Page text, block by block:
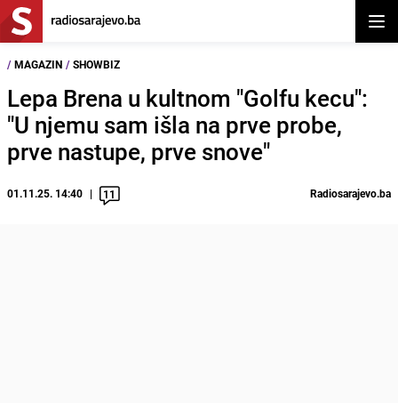
/ MAGAZIN / SHOWBIZ
Lepa Brena u kultnom "Golfu kecu":
"U njemu sam išla na prve probe,
prve nastupe, prve snove"
01.11.25. 14:40 11 Radiosarajevo.ba